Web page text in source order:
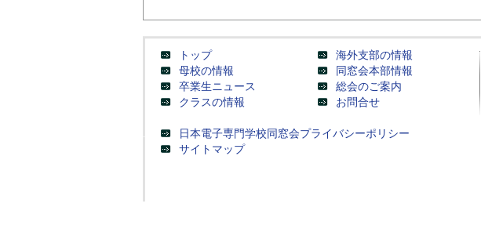
トップ
母校の情報
卒業生ニュース
クラスの情報
海外支部の情報
同窓会本部情報
総会のご案内
お問合せ
日本電子専門学校同窓会プライバシーポリシー
サイトマップ